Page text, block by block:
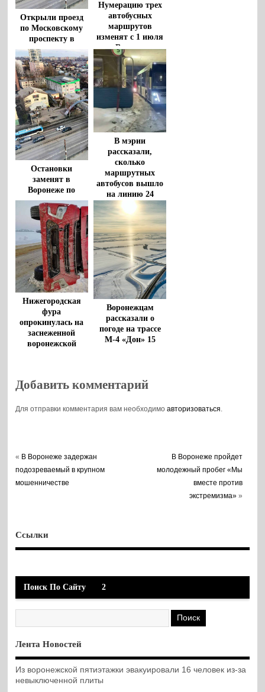
Открыли проезд
по Московскому
проспекту в
Воронеже
Нумерацию трех
автобусных
маршрутов
изменят с 1 июля
в Воронеже
Остановки
заменят в
Воронеже по
маршруту
метробуса
В мэрии
рассказали,
сколько
маршрутных
автобусов вышло
на линию 24
февраля в
Воронеже
Нижегородская
фура
опрокинулась на
заснеженной
воронежской
Воронежцам
рассказали о
погоде на трассе
М-4 «Дон» 15
Добавить комментарий
Для отправки комментария вам необходимоавторизоваться.
« В Воронеже задержан
подозреваемый в крупном
мошенничестве
В Воронеже пройдет
молодежный пробег «Мы
вместе против
экстремизма» »
Ссылки
Поиск По Сайту 2
Лента Новостей
Из воронежской пятиэтажки эвакуировали 16 человек из-за
невыключенной плиты